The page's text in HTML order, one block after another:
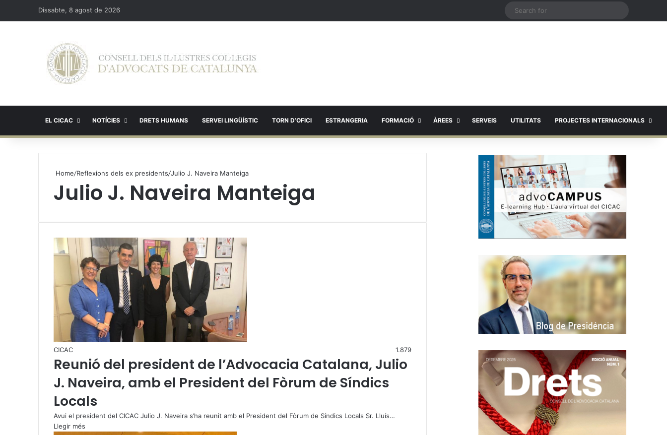
Dissabte, 8 agost de 2026
EL CICAC NOTÍCIES DRETS HUMANS SERVEI LINGÜÍSTIC TORN D’OFICI ESTRANGERIA FORMACIÓ ÀREES SERVEIS UTILITATS PROJECTES INTERNACIONALS
Home/Reflexions dels ex presidents/Julio J. Naveira Manteiga
Julio J. Naveira Manteiga
CICAC 1.879
Reunió del president de l’Advocacia Catalana, Julio
J. Naveira, amb el President del Fòrum de Síndics
Locals
Avui el president del CICAC Julio J. Naveira s’ha reunit amb el President del Fòrum de Síndics Locals Sr. Lluís…
Llegir més